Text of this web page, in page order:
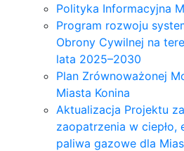
Polityka Informacyjna
Program rozwoju
Obrony Cywilnej na
lata 2025–2030
Plan Zrównoważonej
Miasta Konina
Aktualizacja Projektu
zaopatrzenia w ciepło,
paliwa gazowe dla